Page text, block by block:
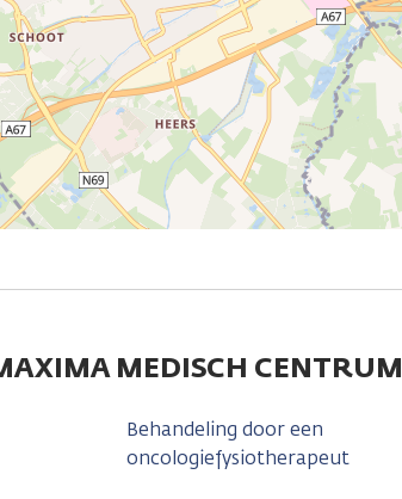
MEDISCH CENTRUM
Behandeling door een
oncologiefysiotherapeut